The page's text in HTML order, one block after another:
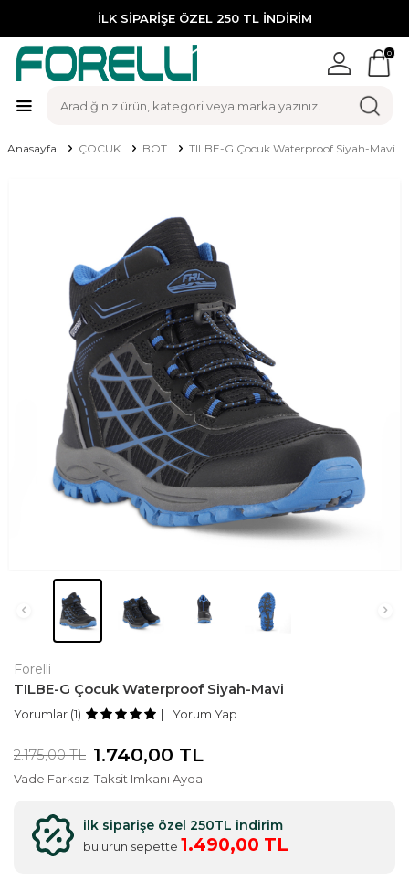
İLK SİPARİŞE ÖZEL 250 TL İNDİRİM
0
Anasayfa ÇOCUK BOT TILBE-G Çocuk Waterproof Siyah-Mavi
Forelli
TILBE-G Çocuk Waterproof Siyah-Mavi
Yorumlar (1) Yorum Yap
2.175,00TL 1.740,00 TL
Vade Farksız Taksit Imkanı Ayda
ilk siparişe özel 250TL indirim
bu ürün sepette 1.490,00 TL